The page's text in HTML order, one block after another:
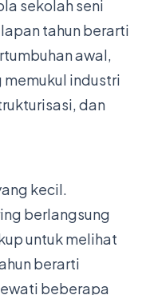
sekolah seni
tahun berarti
awal,
industri
dan
kecil.
berlangsung
untuk melihat
berarti
beberapa